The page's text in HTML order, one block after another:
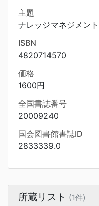
主題
ナレッジマネジメント
ISBN
4820714570
価格
1600円
全国書誌番号
20009240
国会図書館書誌ID
2833339.0
所蔵リスト (1件)